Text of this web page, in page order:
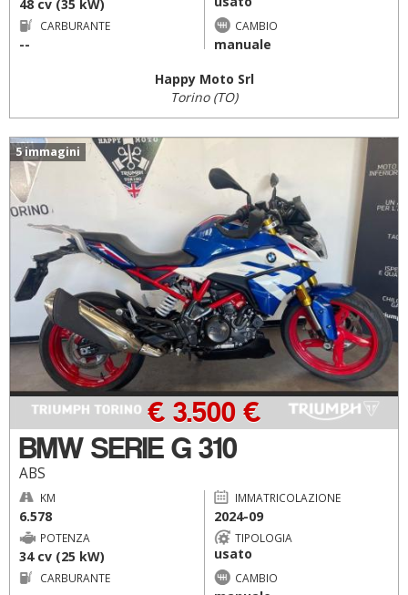
48 cv (35 kW)
CARBURANTE
--
CAMBIO
manuale
Happy Moto Srl
Torino (TO)
5 immagini
BMW SERIE G 310
ABS
€ 3.500 €
KM
6.578
IMMATRICOLAZIONE
2024-09
POTENZA
34 cv (25 kW)
TIPOLOGIA
usato
CARBURANTE CAMBIO